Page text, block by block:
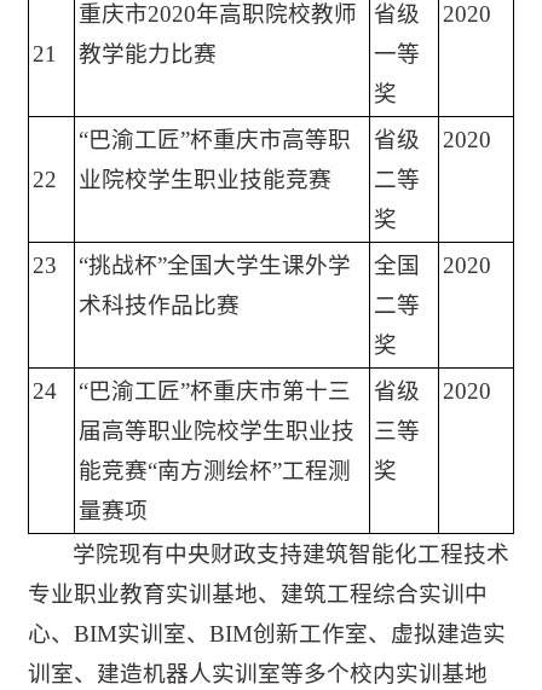
21
重庆市2020年高职院校教师
教学能力比赛
省级
一等
奖
2020
22
“巴渝工匠”杯重庆市高等职
业院校学生职业技能竞赛
省级
二等
奖
2020
23
“挑战杯”全国大学生课外学
术科技作品比赛
全国
二等
奖
2020
24
“巴渝工匠”杯重庆市第十三
届高等职业院校学生职业技
能竞赛“南方测绘杯”工程测
量赛项
省级
三等
奖
2020
学院现有中央财政支持建筑智能化工程技术
专业职业教育实训基地、建筑工程综合实训中
心、BIM实训室、BIM创新工作室、虚拟建造实
训室、建造机器人实训室等多个校内实训基地